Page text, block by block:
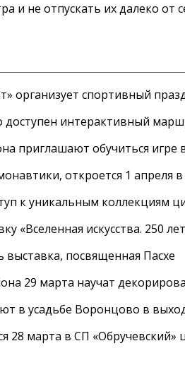
и не отпускать их далеко
организует спортивный
интерактивный
приглашают обучиться игре
откроется 1 апреля
к уникальным коллекциям
«Вселенная искусства. 250
посвященная Пасхе
29 марта научат
в усадьбе Воронцово в
28 марта в СП «Обручевский»